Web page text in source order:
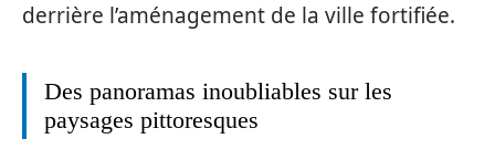
derrière l’aménagement de la ville fortifiée.
Des panoramas inoubliables sur les
paysages pittoresques